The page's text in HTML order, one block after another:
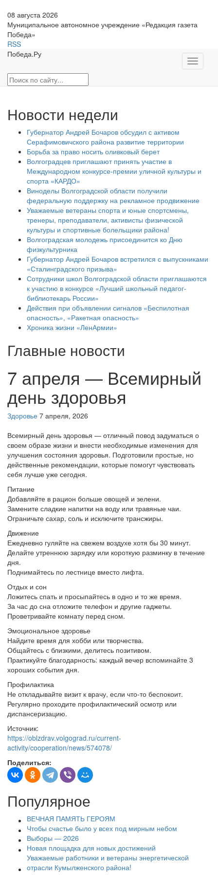
08 августа 2026
Муниципальное автономное учреждение «Редакция газета
Победа»
RSS
Победа.Ру
Toggle
Новости недели
Губернатор Андрей Бочаров обсудил с активом
Серафимовичского района развитие территории
Борьба за право носить оливковый берет
Волгоградцев приглашают принять участие в
Международном конкурсе-премии уличной культуры и
спорта «КАРДО»
Виноделы Волгоградской области получили
федеральную поддержку на рекламное продвижение
Уважаемые ветераны спорта и юные спортсмены,
тренеры, преподаватели, активисты физической
культуры и спортивные болельщики района!
Волгоградская молодежь присоединится ко Дню
физкультурника
Губернатор Андрей Бочаров встретился с выпускниками
«Сталинградского призыва»
Сотрудники школ Волгоградской области приглашаются
к участию в конкурсе «Лучший школьный педагог-
библиотекарь России»
Действия при объявлении сигналов «Беспилотная
опасность», «Ракетная опасность»
Хроника жизни «ЛенАрмии»
Главные новости
7 апреля — Всемирный
день здоровья
Здоровье 7 апреля, 2026
Всемирный день здоровья — отличный повод задуматься о
своем образе жизни и внести необходимые изменения для
улучшения состояния здоровья. Подготовили простые, но
действенные рекомендации, которые помогут чувствовать
себя лучше уже сегодня.
Питание
Добавляйте в рацион больше овощей и зелени.
Замените сладкие напитки на воду или травяные чаи.
Ограничьте сахар, соль и исключите трансжиры.
Движение
Ежедневно гуляйте на свежем воздухе хотя бы 30 минут.
Делайте утреннюю зарядку или короткую разминку в течение
дня.
Поднимайтесь по лестнице вместо лифта.
Отдых и сон
Ложитесь спать и просыпайтесь в одно и то же время.
За час до сна отложите телефон и другие гаджеты.
Проветривайте комнату перед сном.
Эмоциональное здоровье
Найдите время для хобби или творчества.
Общайтесь с близкими, делитесь позитивом.
Практикуйте благодарность: каждый вечер вспоминайте 3
хороших события дня.
Профилактика
Не откладывайте визит к врачу, если что-то беспокоит.
Регулярно проходите профилактический осмотр или
диспансеризацию.
Источник:
https://oblzdrav.volgograd.ru/current-
activity/cooperation/news/574078/
Поделиться:
Популярное
ВЕЧНАЯ ПАМЯТЬ ГЕРОЯМ
Чтобы счастье было у всех под мирным небом
Выборы — 2026
Новая площадка для новых достижений
Уважаемые работники и ветераны энергетической
отрасли Кумылженского района!